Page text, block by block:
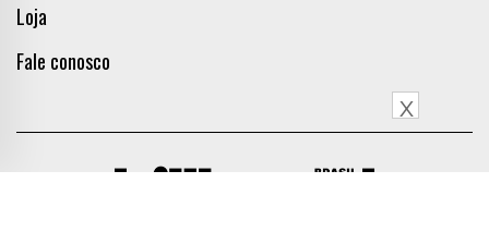
Loja
Fale conosco
X